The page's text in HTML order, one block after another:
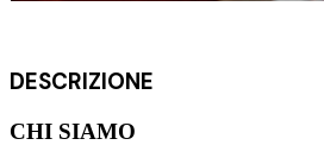
DESCRIZIONE
CHI SIAMO